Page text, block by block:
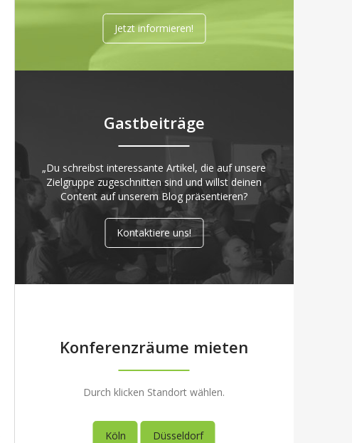
Jetzt informieren!
Gastbeiträge
„Du schreibst interessante Artikel, die auf unsere
Zielgruppe zugeschnitten sind und willst deinen
Content auf unserem Blog präsentieren?
Kontaktiere uns!
Konferenzräume mieten
Durch klicken Standort wählen.
Köln Düsseldorf